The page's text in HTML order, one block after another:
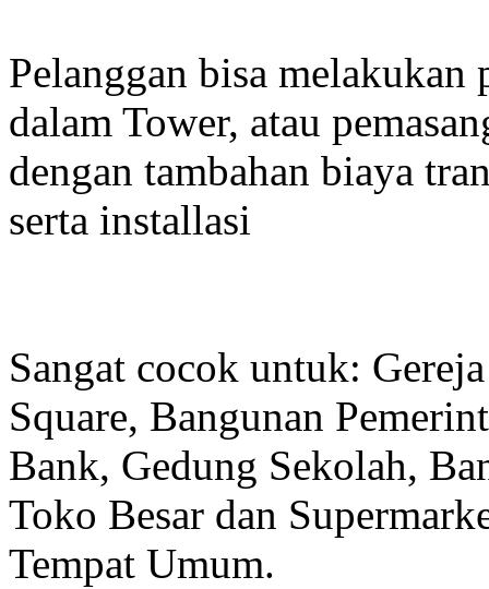
Pelanggan bisa melakukan
dalam Tower, atau
dengan tambahan biaya
serta installasi
Sangat cocok untuk:
Square, Bangunan
Bank, Gedung Sekolah,
Toko Besar dan
Tempat Umum.